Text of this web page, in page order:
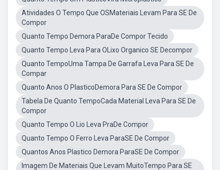
Atividades O Tempo Que OSMateriais Levam Para SE De
Compor
Quanto Tempo Demora ParaDe Compor Tecido
Quanto Tempo Leva Para OLixo Organico SE Decompor
Quanto TempoUma Tampa De Garrafa Leva Para SE De
Compar
Quanto Anos O PlasticoDemora Para SE De Compor
Tabela De Quanto TempoCada Material Leva Para SE De
Compor
Quanto Tempo O Lio Leva PraDe Compor
Quanto Tempo O Ferro Leva ParaSE De Compor
Quantos Anos Plastico Demora ParaSE De Compor
Imagem De Materiais Que Levam MuitoTempo Para SE